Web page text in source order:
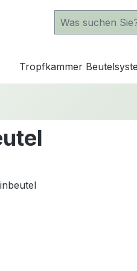
der Kategorie Katheter
oder Schließe das
Tropfkammer